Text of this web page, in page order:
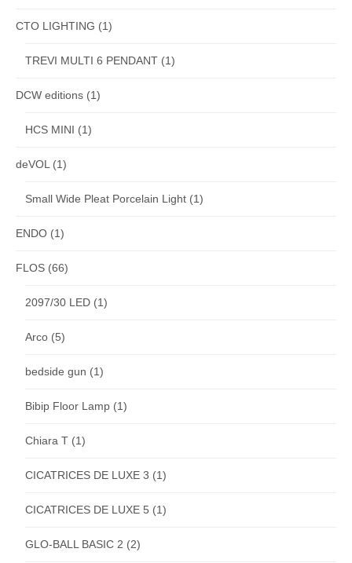
CTO LIGHTING (1)
TREVI MULTI 6 PENDANT (1)
DCW editions (1)
HCS MINI (1)
deVOL(1)
Small Wide Pleat Porcelain Light (1)
ENDO (1)
FLOS (66)
2097/30 LED (1)
Arco (5)
bedside gun (1)
Bibip Floor Lamp (1)
Chiara T (1)
CICATRICES DE LUXE 3 (1)
CICATRICES DE LUXE 5 (1)
GLO-BALL BASIC 2 (2)